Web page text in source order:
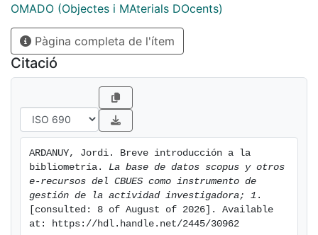
OMADO (Objectes i MAterials DOcents)
Pàgina completa de l'ítem
Citació
ARDANUY, Jordi. Breve introducción a la
bibliometría. La base de datos scopus y otros
e-recursos del CBUES como instrumento de
gestión de la actividad investigadora; 1 .
[consulted: 8 of August of 2026]. Available
at: https://hdl.handle.net/2445/30962